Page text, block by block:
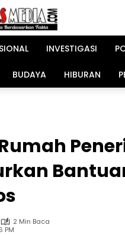
INVESTIGASI
BUDAYA HIBURAN
2 Min Baca
PM